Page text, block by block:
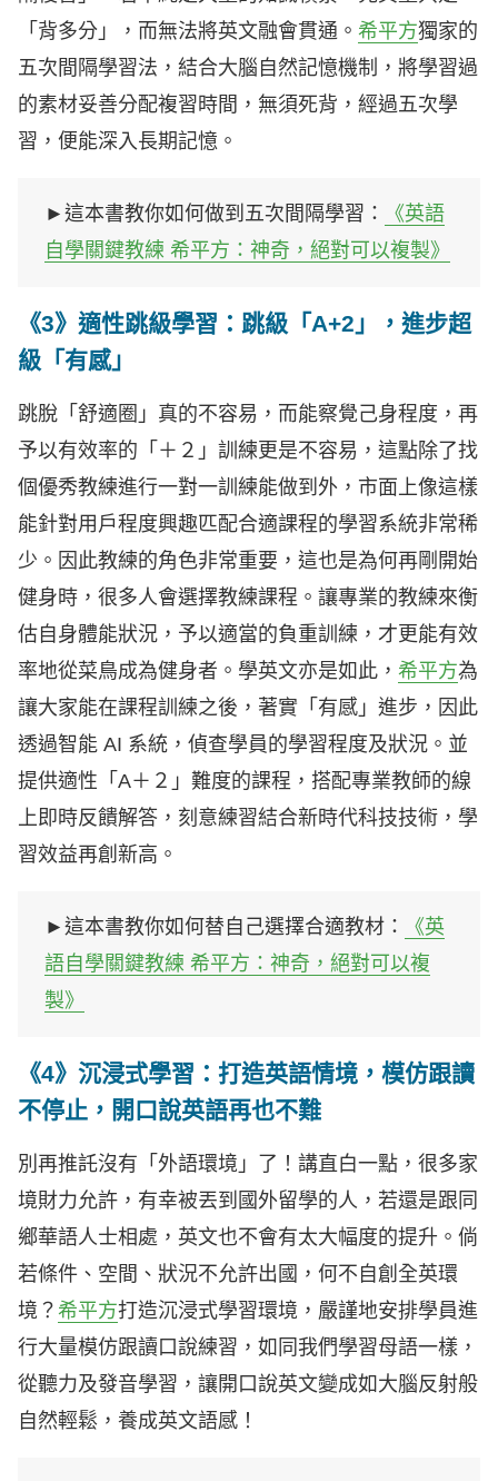
「背多分」，而無法將英文融會貫通。 希平方獨家的
五次間隔學習法，結合大腦自然記憶機制，將學習過
的素材妥善分配複習時間，無須死背，經過五次學
習，便能深入長期記憶。
►這本書教你如何做到五次間隔學習：
《英語
自學關鍵教練 希平方：神奇，絕對可以複製》
《3》適性跳級學習：跳級「A+2」，進步超
級「有感」
跳脫「舒適圈」真的不容易，而能察覺己身程度，再
予以有效率的「＋２」訓練更是不容易，這點除了找
個優秀教練進行一對一訓練能做到外，市面上像這樣
能針對用戶程度興趣匹配合適課程的學習系統非常稀
少。因此教練的角色非常重要，這也是為何再剛開始
健身時，很多人會選擇教練課程。讓專業的教練來衡
估自身體能狀況，予以適當的負重訓練，才更能有效
率地從菜鳥成為健身者。學英文亦是如此， 希平方為
讓大家能在課程訓練之後，著實「有感」進步，因此
透過智能 AI 系統，偵查學員的學習程度及狀況。並
提供適性「A＋２」難度的課程，搭配專業教師的線
上即時反饋解答，刻意練習結合新時代科技技術，學
習效益再創新高。
►這本書教你如何替自己選擇合適教材：
《英
語自學關鍵教練 希平方：神奇，絕對可以複
製》
《4》沉浸式學習：打造英語情境，模仿跟讀
不停止，開口說英語再也不難
別再推託沒有「外語環境」了！講直白一點，很多家
境財力允許，有幸被丟到國外留學的人，若還是跟同
鄉華語人士相處，英文也不會有太大幅度的提升。倘
若條件、空間、狀況不允許出國，何不自創全英環
境？ 希平方打造沉浸式學習環境，嚴謹地安排學員進
行大量模仿跟讀口說練習，如同我們學習母語一樣，
從聽力及發音學習，讓開口說英文變成如大腦反射般
自然輕鬆，養成英文語感！